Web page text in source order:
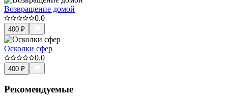
Возвращение домой
0.0
400 ₽
Осколки сфер
0.0
400 ₽
Рекомендуемые